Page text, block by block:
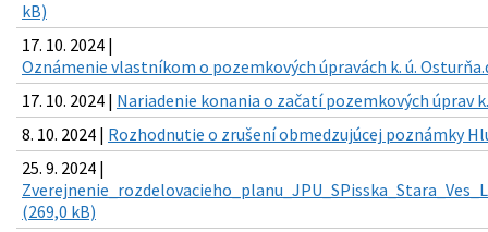
kB)
17. 10. 2024 |
Oznámenie vlastníkom o pozemkových úpravách k. ú.
17. 10. 2024 | Nariadenie konania o začatí pozemkových úprav
8. 10. 2024 | Rozhodnutie o zrušení obmedzujúcej poznámky
25. 9. 2024 |
(269,0 kB)